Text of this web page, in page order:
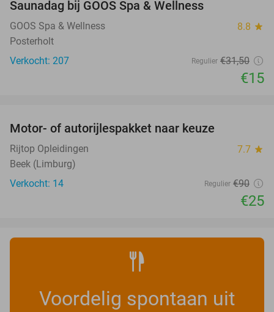
Saunadag bij GOOS Spa & Wellness
GOOS Spa & Wellness 8.8 star
Posterholt
Verkocht: 207
Regulier €31,50
€15
Motor- of autorijlespakket naar keuze
Rijtop Opleidingen 7.7 star
Beek (Limburg)
Verkocht: 14
Regulier €90
€25
Voordelig spontaan uit